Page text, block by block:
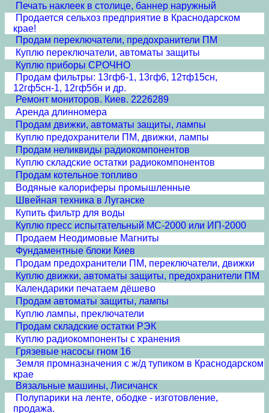
Печать наклеек в столице, баннер наружный
Продается сельхоз предприятие в Краснодарском
крае!
Продам переключатели, предохранители ПМ
Куплю переключатели, автоматы защиты
Куплю приборы СРОЧНО
Продам фильтры: 13гф6-1, 13гф6, 12тф15сн,
12гф5сн-1, 12гф5бн и др.
Ремонт мониторов. Киев. 2226289
Аренда длинномера
Продам движки, автоматы защиты, лампы
Куплю предохранители ПМ, движки, лампы
Продам неликвиды радиокомпонентов
Куплю складские остатки радиокомпонентов
Продам котельное топливо
Водяные калориферы промышленные
Швейная техника в Луганске
Купить фильтр для воды
Куплю пресс испытательный МС-2000 или ИП-2000
Продаем Неодимовые Магниты
Фундаментные блоки Киев
Продам предохранители ПМ, переключатели, движки
Куплю движки, автоматы защиты, предохранители ПМ
Календарики печатаем дёшево
Продам автоматы защиты, лампы
Куплю лампы, преключатели
Продам складские остатки РЭК
Куплю радиокомпоненты с хранения
Грязевые насосы гном 16
Земля промназначения с ж/д тупиком в Краснодарском
крае
Вязальные машины, Лисичанск
Полупарики на ленте, ободке - изготовление,
продажа.